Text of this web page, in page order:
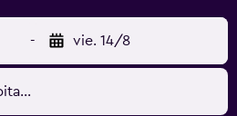
- vie. 14/8